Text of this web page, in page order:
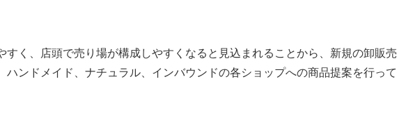
すく、店頭で売り場が構成しやすくなると見込まれることから、新規の卸販売
ハンドメイド、ナチュラル、インバウンドの各ショップへの商品提案を行って